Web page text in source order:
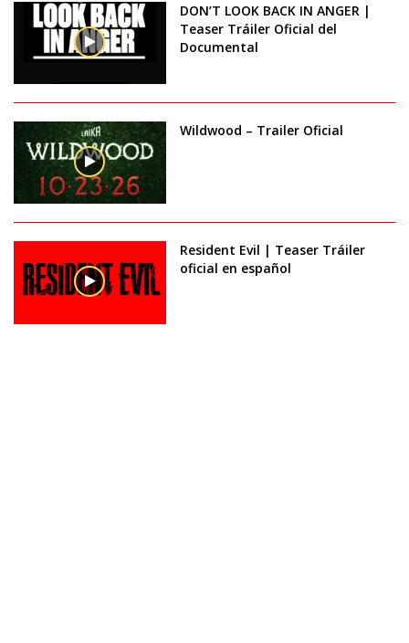
DON’T LOOK BACK IN ANGER |
Teaser Tráiler Oficial del
Documental
Wildwood – Trailer Oficial
Resident Evil | Teaser Tráiler
oficial en español